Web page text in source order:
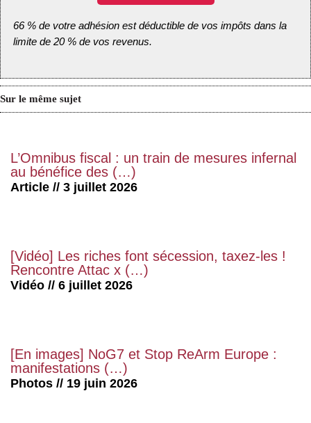
66 % de votre adhésion est déductible de vos impôts dans la
limite de 20 % de vos revenus.
Sur le même sujet
L’Omnibus fiscal : un train de mesures infernal
au bénéfice des (…)
Article // 3 juillet 2026
[Vidéo] Les riches font sécession, taxez-les !
Rencontre Attac x (…)
Vidéo // 6 juillet 2026
[En images] NoG7 et Stop ReArm Europe :
manifestations (…)
Photos // 19 juin 2026